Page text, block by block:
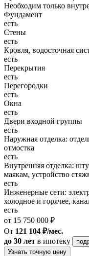
Необходим только
Фундамент
есть
Стены
есть
Кровля, водосточная
есть
Перекрытия
есть
Перегородки
есть
Окна
есть
Двери входной группы
есть
Наружная отделка:
отмостка
есть
Внутренняя отделка:
маякам, устройство
есть
Инженерные сети:
холодное и горячее,
есть
от 15 750 000 ₽
От 121 104 ₽/мес.
до 30 лет в ипотеку
Узнать точную цену